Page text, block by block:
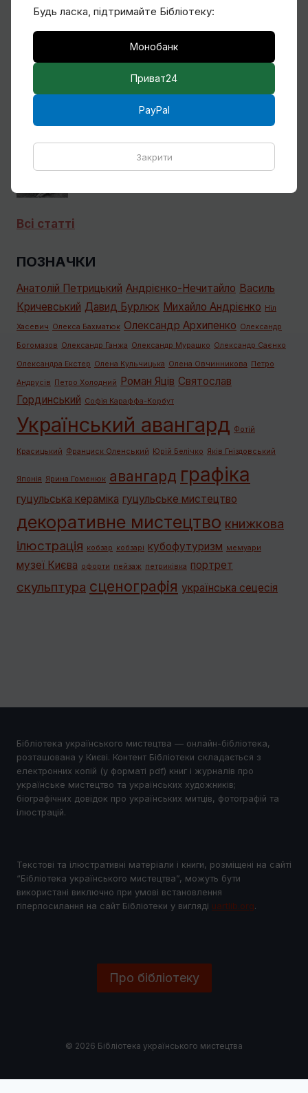
Михайла Сапожникова
Кілька слів про дружин і дітей Михайла
Бойчука
Всі статті
ПОЗНАЧКИ
Анатолій Петрицький Андрієнко-Нечитайло Василь
Кричевський Давид Бурлюк Михайло Андрієнко Ніл
Хасевич Олекса Бахматюк Олександр Архипенко Олександр
Богомазов Олександр Ганжа Олександр Мурашко Олександр Саєнко
Олександра Екстер Олена Кульчицька Олена Овчинникова Петро
Андрусів Петро Холодний Роман Яців Святослав
Гординський Софія Караффа-Корбут
Український авангард Фотій
Красицький Франциск Оленський Юрій Белічко Яків Гніздовський
Японія Ярина Гоменюк авангард графiка
гуцульська кераміка гуцульське мистецтво
декоративне мистецтво книжкова
ілюстрація кобзар кобзарі кубофутуризм мемуари
музеї Києва офорти пейзаж петриківка портрет
скульптура сценографія українська сецесія
Бібліотека українського мистецтва — онлайн-бібліотека,
розташована у Києві. Контент Бібліотеки складається з
електронних копій (у форматі pdf) книг і журналів про
українське мистецтво та українських художників;
біографічних довідок про українських митців, фотографій та
ілюстрацій.
Текстові та ілюстративні матеріали і книги, розміщені на сайті
“Бібліотека українського мистецтва”, можуть бути
використані виключно при умові встановлення
гіперпосилання на сайт Бібліотеки у виглядi uartlib.org.
Про бібліотеку
© 2026 Бібліотека українського мистецтва
Будь ласка, підтримайте Бібліотеку:
Монобанк
Приват24
PayPal
Закрити